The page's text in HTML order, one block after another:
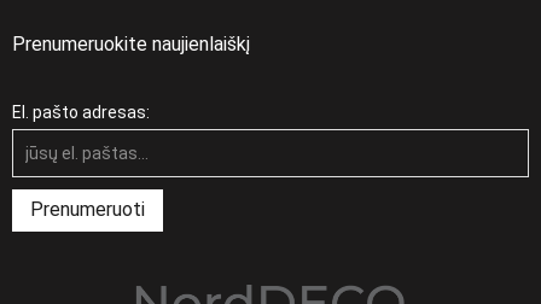
Prenumeruokite naujienlaiškį
El. pašto adresas: